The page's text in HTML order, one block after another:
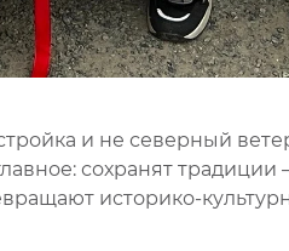
и не северный
сохранят традиции
историко-